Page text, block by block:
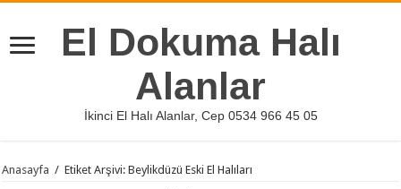
El Dokuma Halı
Alanlar
İkinci El Halı Alanlar, Cep 0534 966 45 05
Anasayfa / Etiket Arşivi: Beylikdüzü Eski El Halıları